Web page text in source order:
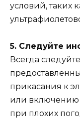
условий, таких
5. Следуйте
Всегда
прикасания к
или включению
при плохих